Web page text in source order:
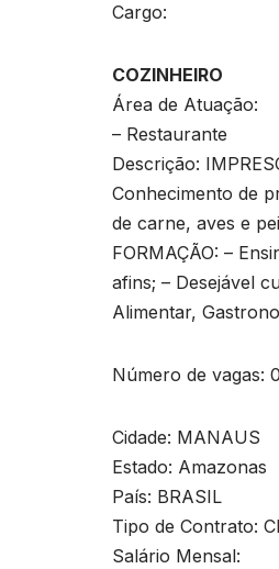
Cargo:
COZINHEIRO
Área de Atuação:
– Restaurante
Descrição:
Conhecimento de
de carne, aves e
FORMAÇÃO: –
afins; – Desejável
Alimentar,
Número de vagas:
Cidade: MANAUS
Estado: Amazonas
País: BRASIL
Tipo de Contrato:
Salário Mensal: